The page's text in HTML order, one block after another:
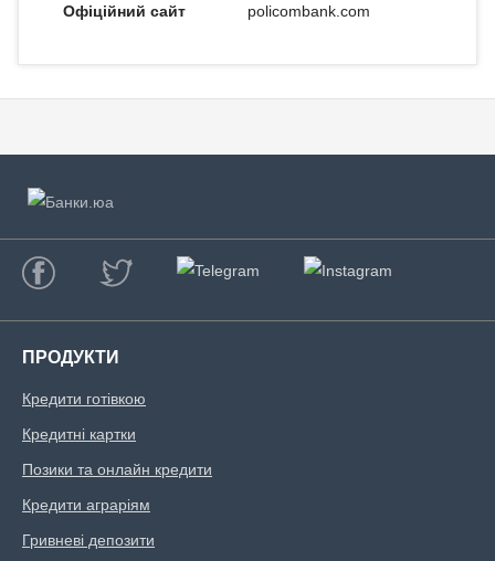
Офіційний сайт policombank.com
ПРОДУКТИ
Кредити готівкою
Кредитні картки
Позики та онлайн кредити
Кредити аграріям
Гривневі депозити